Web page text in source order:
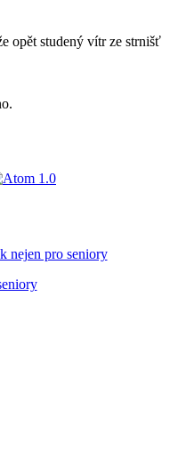
opět studený vítr ze strnišť
nejen pro seniory